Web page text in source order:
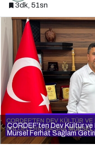
3dk, 51sn
ÇORDEF’ten Dev Kültür
Mürsel Ferhat Sağlam